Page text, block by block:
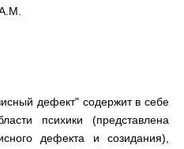
дефект" содержит в себе
психики (представлена
дефекта и созидания),